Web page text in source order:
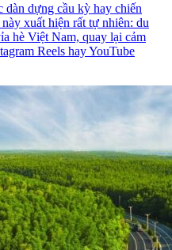
dựng cầu kỳ hay chiến
xuất hiện rất tự nhiên: du
hè Việt Nam, quay lại cảm
Reels hay YouTube